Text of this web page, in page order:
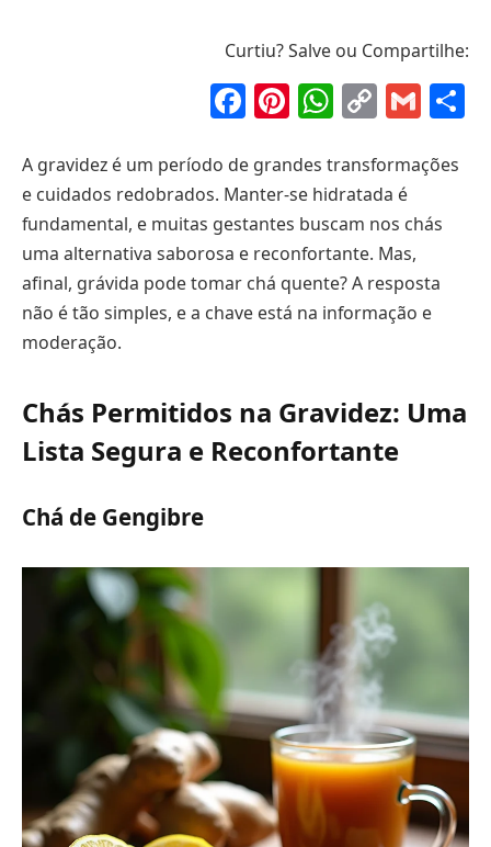
Curtiu? Salve ou Compartilhe:
Facebook
Pinterest
Copy
A gravidez é um período de grandes transformações
e cuidados redobrados. Manter-se hidratada é
fundamental, e muitas gestantes buscam nos chás
uma alternativa saborosa e reconfortante. Mas,
afinal, grávida pode tomar chá quente? A resposta
não é tão simples, e a chave está na informação e
moderação.
Chás Permitidos na Gravidez: Uma
Lista Segura e Reconfortante
Chá de Gengibre